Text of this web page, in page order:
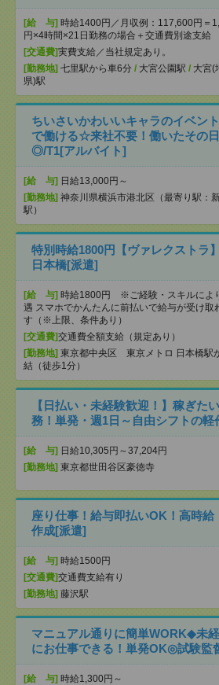
[給 与] 時給1400円／月収例：117,600円＝
円×4時間×21日勤務の場合＋交通費別途支給
[交通費]実費支給／当社規定あり。
[勤務地] 七里駅から車6分 / 大宮公園駅 / 大宮(
県)駅
ちいさいかわいいキャラのイベン
で働ける☆来社不要！働いたその
◎/T1[アルバイト]
[給 与] 日給13,000円～
[勤務地] 神奈川県横浜市港北区（最寄り駅：
駅）
特別時給1800円【ヴァレクストラ
日本橋[派遣]
[給 与] 時給1800円 ※ご経験・スキルによ
遇 スマホでかんたんに前払いで給与が受け取
す（※上限、条件あり）
[交通費]交通費全額支給（規定あり）
[勤務地] 東京都中央区 東京メトロ 日本橋駅
結（徒歩1分）
【日払い・未経験歓迎！】稼ぎた
務！単発・週1日～自由シフトの軽
[給 与] 日給10,305円～37,204円
[勤務地] 東京都世田谷区豪徳寺
座り仕事！給与即払いOK！高時給
作成[派遣]
[給 与] 時給1500円
[交通費]交通費支給有り
[勤務地] 藤沢駅
マニュアル通りに簡単WORK◆未
にお仕事できる！単発OK◎試験監
[給 与] 時給1,300円～